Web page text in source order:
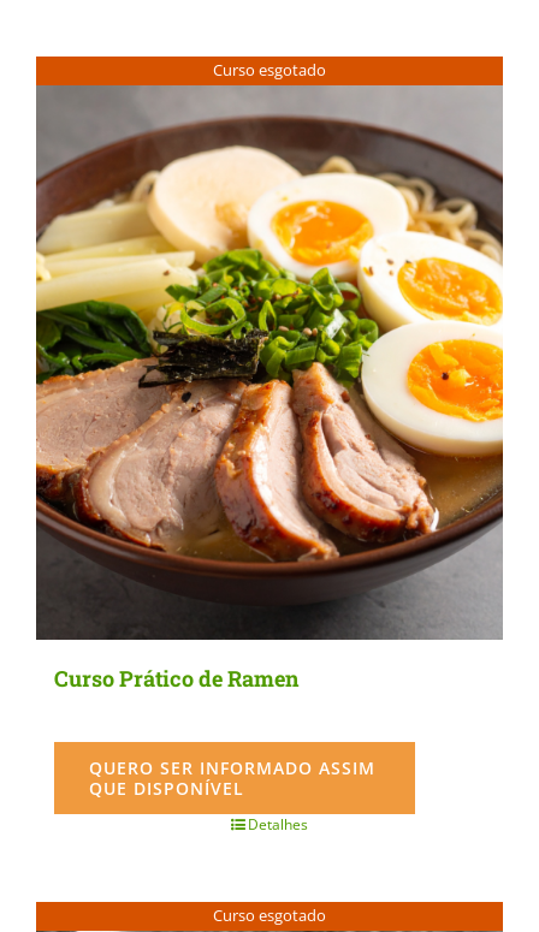
Curso esgotado
Curso Prático de Ramen
QUERO SER INFORMADO ASSIM
QUE DISPONÍVEL
Detalhes
Curso esgotado